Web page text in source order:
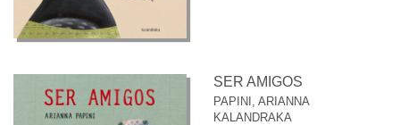
SER AMIGOS
PAPINI, ARIANNA
KALANDRAKA